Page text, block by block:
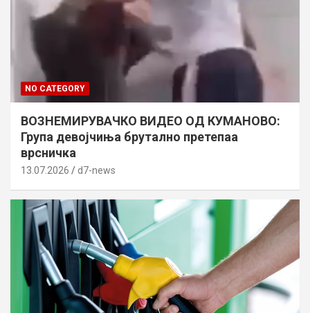
NO CATEGORY
ВОЗНЕМИРУВАЧКО ВИДЕО ОД КУМАНОВО:
Група девојчиња брутално претепаа
врсничка
13.07.2026 d7-news